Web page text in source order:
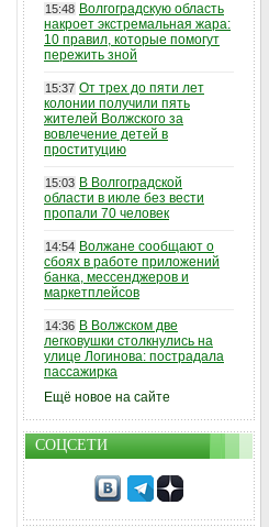
15:48 Волгоградскую область
накроет экстремальная жара:
10 правил, которые помогут
пережить зной
15:37 От трех до пяти лет
колонии получили пять
жителей Волжского за
вовлечение детей в
проституцию
15:03 В Волгоградской
области в июле без вести
пропали 70 человек
14:54 Волжане сообщают о
сбоях в работе приложений
банка, мессенджеров и
маркетплейсов
14:36 В Волжском две
легковушки столкнулись на
улице Логинова: пострадала
пассажирка
Ещё новое на сайте
СОЦСЕТИ